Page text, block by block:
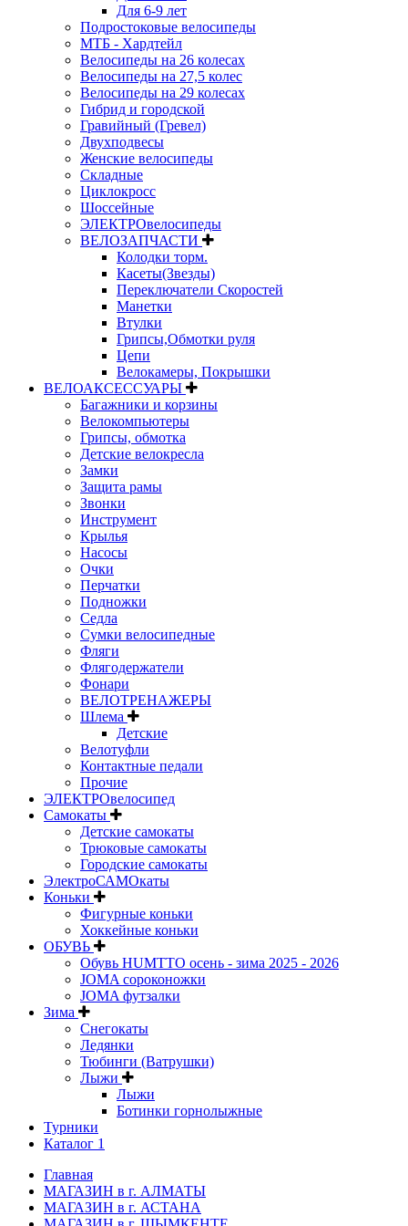
Для 6-9 лет
Подростоковые велосипеды
МТБ - Хардтейл
Велосипеды на 26 колесах
Велосипеды на 27,5 колес
Велосипеды на 29 колесах
Гибрид и городской
Гравийный (Гревел)
Двухподвесы
Женские велосипеды
Складные
Циклокросс
Шоссейные
ЭЛЕКТРОвелосипеды
ВЕЛОЗАПЧАСТИ
Колодки торм.
Касеты(Звезды)
Переключатели Скоростей
Манетки
Втулки
Грипсы,Обмотки руля
Цепи
Велокамеры, Покрышки
ВЕЛОАКСЕССУАРЫ
Багажники и корзины
Велокомпьютеры
Грипсы, обмотка
Детские велокресла
Замки
Защита рамы
Звонки
Инструмент
Крылья
Насосы
Очки
Перчатки
Подножки
Седла
Сумки велосипедные
Фляги
Флягодержатели
Фонари
ВЕЛОТРЕНАЖЕРЫ
Шлема
Детские
Велотуфли
Контактные педали
Прочие
ЭЛЕКТРОвелосипед
Самокаты
Детские самокаты
Трюковые самокаты
Городские самокаты
ЭлектроСАМОкаты
Коньки
Фигурные коньки
Хоккейные коньки
ОБУВЬ
Обувь HUMTTO осень - зима 2025 - 2026
JOMA сороконожки
JOMA футзалки
Зима
Снегокаты
Ледянки
Тюбинги (Ватрушки)
Лыжи
Лыжи
Ботинки горнолыжные
Турники
Каталог 1
Главная
МАГАЗИН в г. АЛМАТЫ
МАГАЗИН в г. АСТАНА